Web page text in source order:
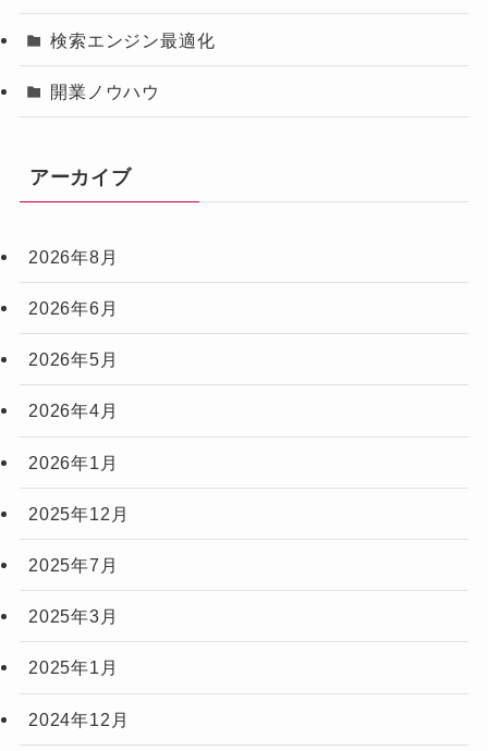
検索エンジン最適化
開業ノウハウ
アーカイブ
2026年8月
2026年6月
2026年5月
2026年4月
2026年1月
2025年12月
2025年7月
2025年3月
2025年1月
2024年12月